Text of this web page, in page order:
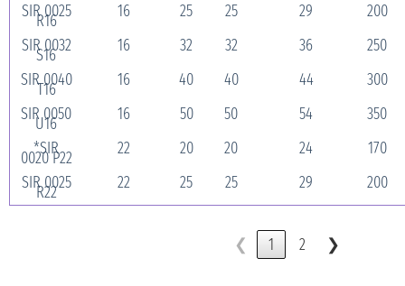
SIR 0025
R16 16 25 25 29
200
SIR 0032
S16 16 32 32 36
250
SIR 0040
T16 16 40 40 44
300
SIR 0050
U16 16 50 50 54
350
*SIR
0020 P22 22 20 20 24
170
SIR 0025
R22 22 25 25 29 200
❮ 1 2 ❯